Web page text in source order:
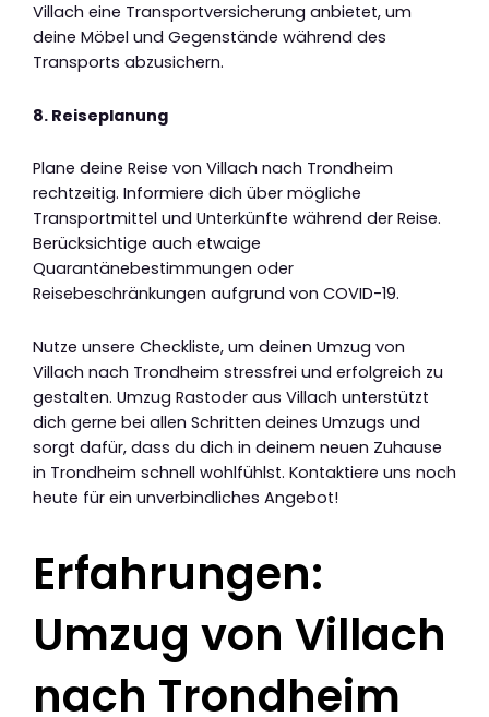
Villach eine Transportversicherung anbietet, um
deine Möbel und Gegenstände während des
Transports abzusichern.
8. Reiseplanung
Plane deine Reise von Villach nach Trondheim
rechtzeitig. Informiere dich über mögliche
Transportmittel und Unterkünfte während der Reise.
Berücksichtige auch etwaige
Quarantänebestimmungen oder
Reisebeschränkungen aufgrund von COVID-19.
Nutze unsere Checkliste, um deinen Umzug von
Villach nach Trondheim stressfrei und erfolgreich zu
gestalten. Umzug Rastoder aus Villach unterstützt
dich gerne bei allen Schritten deines Umzugs und
sorgt dafür, dass du dich in deinem neuen Zuhause
in Trondheim schnell wohlfühlst. Kontaktiere uns noch
heute für ein unverbindliches Angebot!
Erfahrungen:
Umzug von Villach
nach Trondheim